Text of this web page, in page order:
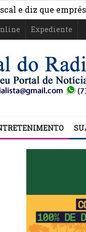
que empréstimos
Expediente